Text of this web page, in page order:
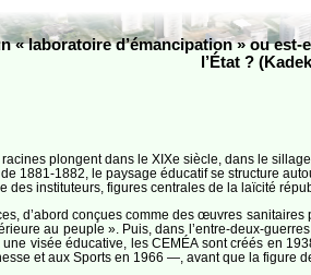
« laboratoire d’émancipation » ou
l’État ?
racines plongent dans le XIXe siècle, dans le
1881-1882, le paysage éducatif se structure
des instituteurs, figures centrales de la laïcité
d’abord conçues comme des œuvres
au peuple ». Puis, dans l’entre-deux-
visée éducative, les CEMÉA sont créés en
et aux Sports en 1966 —, avant que la figure